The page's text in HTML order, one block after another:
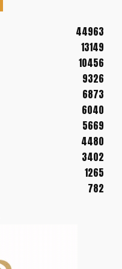
44963
13149
10456
9326
6873
6040
5669
4480
3402
1265
782